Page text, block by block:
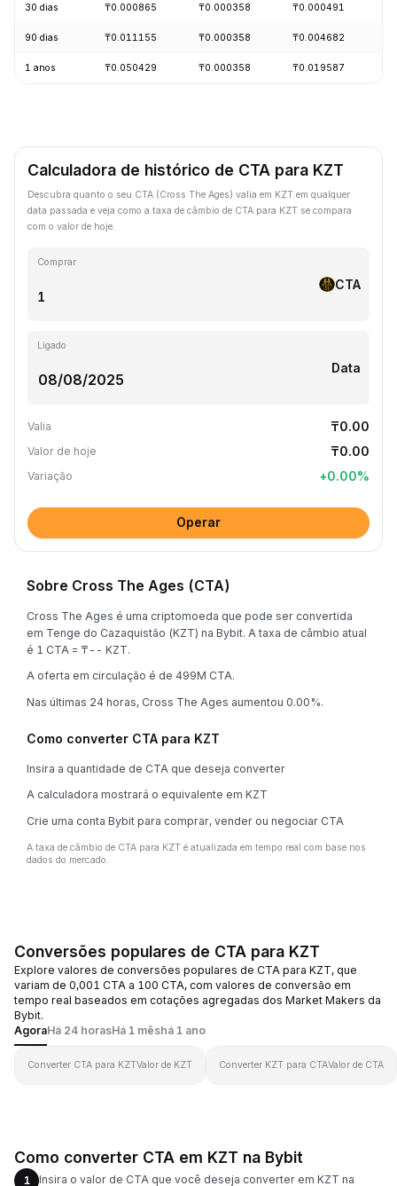
30 dias ₸0.000865 ₸0.000358 ₸0.000491
90 dias ₸0.011155 ₸0.000358 ₸0.004682
1 anos ₸0.050429 ₸0.000358 ₸0.019587
Calculadora de histórico de CTA para KZT
Descubra quanto o seu CTA (Cross The Ages) valia em KZT em qualquer
data passada e veja como a taxa de câmbio de CTA para KZT se compara
com o valor de hoje.
Comprar
CTA
Ligado
Data
Valia ₸0.00
Valor de hoje ₸0.00
Variação +0.00%
Operar
Sobre Cross The Ages (CTA)
Cross The Ages é uma criptomoeda que pode ser convertida
em Tenge do Cazaquistão (KZT) na Bybit. A taxa de câmbio atual
é 1 CTA = ₸-- KZT.
A oferta em circulação é de 499M CTA.
Nas últimas 24 horas, Cross The Ages aumentou 0.00%.
Como converter CTA para KZT
Insira a quantidade de CTA que deseja converter
A calculadora mostrará o equivalente em KZT
Crie uma conta Bybit para comprar, vender ou negociar CTA
A taxa de câmbio de CTA para KZT é atualizada em tempo real com base nos
dados do mercado.
Conversões populares de CTA para KZT
Explore valores de conversões populares de CTA para KZT, que
variam de 0,001 CTA a 100 CTA, com valores de conversão em
tempo real baseados em cotações agregadas dos Market Makers da
Bybit.
AgoraHá 24 horasHá 1 mêshá 1 ano
Converter CTA para KZTValor de KZT Converter KZT para CTAValor de CTA
Como converter CTA em KZT na Bybit
1 Insira o valor de CTA que você deseja converter em KZT na